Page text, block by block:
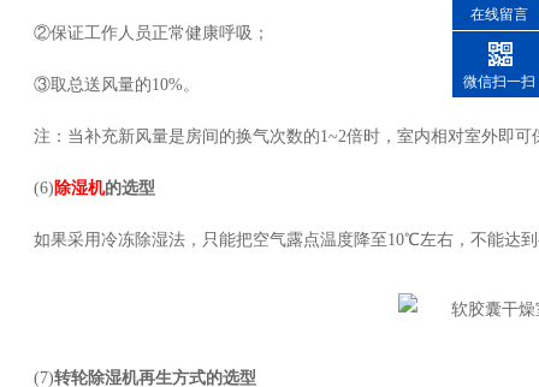
②保证工作人员正常健康呼吸；
③取总送风量的10%。
注：当补充新风量是房间的换气次数的1~2倍时，室内相对室外即可
(6) 除湿机的选型
如果采用冷冻除湿法，只能把空气露点温度降至10℃左右，不能达到
(7)转轮除湿机再生方式的选型
在线留言
微信扫一扫